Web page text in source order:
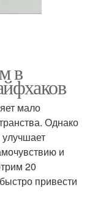
в
мало
Однако
и
20
привести